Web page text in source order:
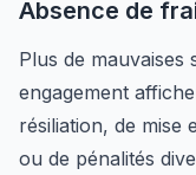
Absence de
Plus de mauvaises
engagement
résiliation, de mise
ou de pénalités